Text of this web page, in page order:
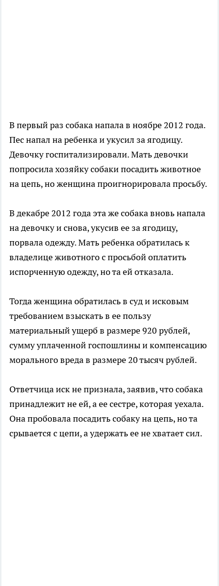
В первый раз собака напала в ноябре 2012 года.
Пес напал на ребенка и укусил за ягодицу.
Девочку госпитализировали. Мать девочки
попросила хозяйку собаки посадить животное
на цепь, но женщина проигнорировала просьбу.
В декабре 2012 года эта же собака вновь напала
на девочку и снова, укусив ее за ягодицу,
порвала одежду. Мать ребенка обратилась к
владелице животного с просьбой оплатить
испорченную одежду, но та ей отказала.
Тогда женщина обратилась в суд и исковым
требованием взыскать в ее пользу
материальный ущерб в размере 920 рублей,
сумму уплаченной госпошлины и компенсацию
морального вреда в размере 20 тысяч рублей.
Ответчица иск не признала, заявив, что собака
принадлежит не ей, а ее сестре, которая уехала.
Она пробовала посадить собаку на цепь, но та
срывается с цепи, а удержать ее не хватает сил.